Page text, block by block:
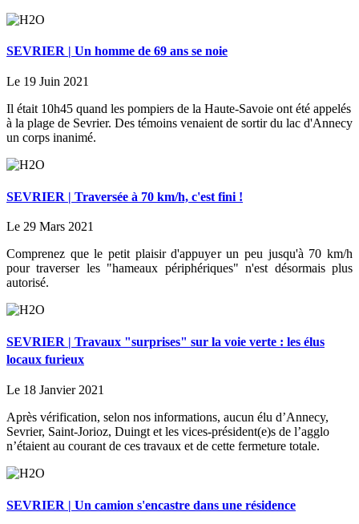
SEVRIER | Un homme de 69 ans se noie
Le 19 Juin 2021
Il était 10h45 quand les pompiers de la Haute-Savoie ont été appelés
à la plage de Sevrier. Des témoins venaient de sortir du lac d'Annecy
un corps inanimé.
SEVRIER | Traversée à 70 km/h, c'est fini !
Le 29 Mars 2021
Comprenez que le petit plaisir d'appuyer un peu jusqu'à 70 km/h
pour traverser les "hameaux périphériques" n'est désormais plus
autorisé.
SEVRIER | Travaux "surprises" sur la voie verte : les élus
locaux furieux
Le 18 Janvier 2021
Après vérification, selon nos informations, aucun élu d’Annecy,
Sevrier, Saint-Jorioz, Duingt et les vices-président(e)s de l’agglo
n’étaient au courant de ces travaux et de cette fermeture totale.
SEVRIER | Un camion s'encastre dans une résidence